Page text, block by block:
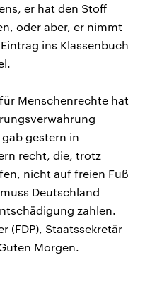
er hat den Stoff
oder aber, er nimmt
ins Klassenbuch
Menschenrechte hat
gestern in
recht, die, trotz
nicht auf freien Fuß
Deutschland
zahlen.
(FDP), Staatssekretär
Morgen.